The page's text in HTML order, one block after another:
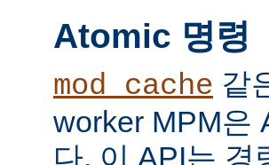
Atomic 명령
mod_cache 같
worker MPM은
다. 이 API는 경